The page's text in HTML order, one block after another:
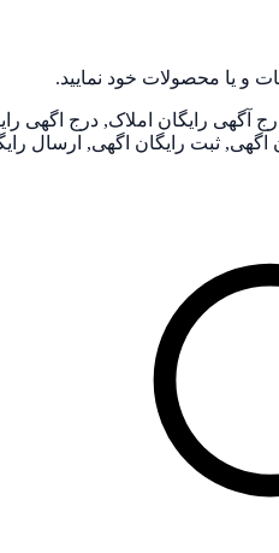
و یا محصولات خود نمایید.
رایگان املاک, درج اگهی
اگهی, ثبت رایگان اگهی,